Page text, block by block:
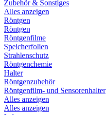
Zubehör & Sonstiges
Alles anzeigen
Röntgen
Röntgen
Röntgenfilme
Speicherfolien
Strahlenschutz
Röntgenchemie
Halter
Röntgenzubehör
Röntgenfilm- und Sensorenhalter
Alles anzeigen
Alles anzeigen